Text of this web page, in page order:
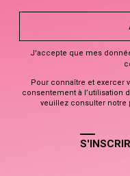
J'accepte que mes
Pour connaître et exercer
consentement à l’utilisation
veuillez consulter notre